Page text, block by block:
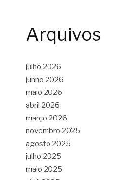
Arquivos
julho 2026
junho 2026
maio 2026
abril 2026
março 2026
novembro 2025
agosto 2025
julho 2025
maio 2025